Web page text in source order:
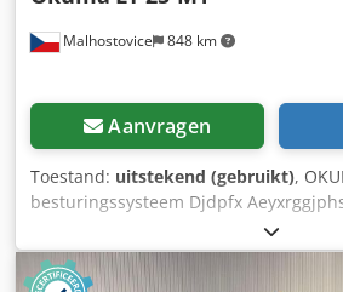
Malhostovice 848 km
Aanvragen
Toestand: uitstekend (gebruikt),
besturingssysteem Djdpfx
650 mm Draailengte: 1450 mm
foto Bij de prijs van de machine is
inbegrepen, zie foto